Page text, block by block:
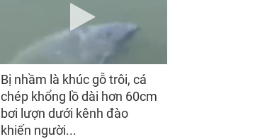
Bị nhầm là khúc gỗ trôi, cá
chép khổng lồ dài hơn 60cm
bơi lượn dưới kênh đào
khiến người...